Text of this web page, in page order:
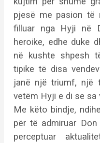
pjesë me pasion të
filluar nga Hyji në
heroike, edhe duke
në kushte shpesh
tipike të disa
janë një triumf, një
vetëm Hyji e di se sa
Me këto bindje,
për të admiruar
perceptuar